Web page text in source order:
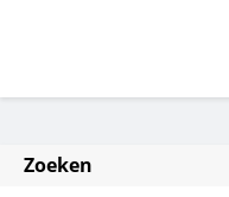
Zoeken